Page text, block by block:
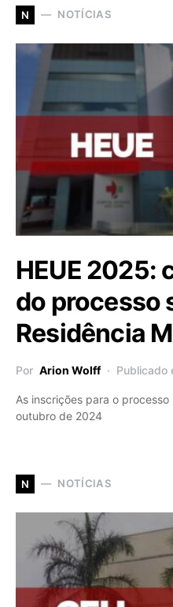
N NOTÍCIAS
HEUE 2025:
do processo
Residência
Por Arion Wolff Publicado
As inscrições para o
outubro de 2024
N NOTÍCIAS